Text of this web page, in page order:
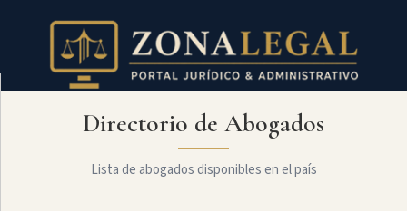
Directorio de Abogados
Lista de abogados disponibles en el país